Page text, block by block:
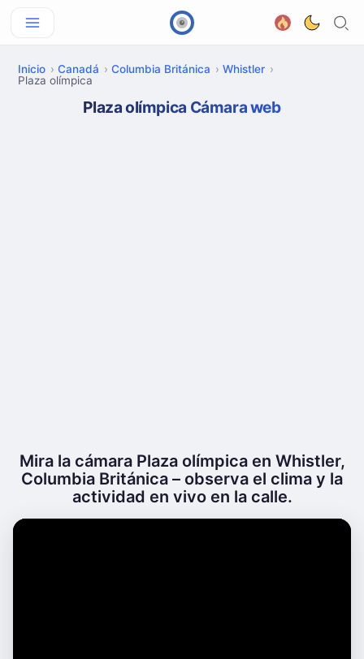
Inicio Canadá Columbia Británica
Whistler
Plaza olímpica
Plaza olímpica Cámara web
Mira la cámara Plaza olímpica en Whistler,
Columbia Británica – observa el clima y la
actividad en vivo en la calle.